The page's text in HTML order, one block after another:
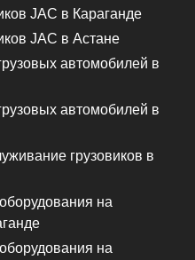
JAC в Караганде
JAC в Астане
автомобилей в
автомобилей в
грузовиков в
на
на